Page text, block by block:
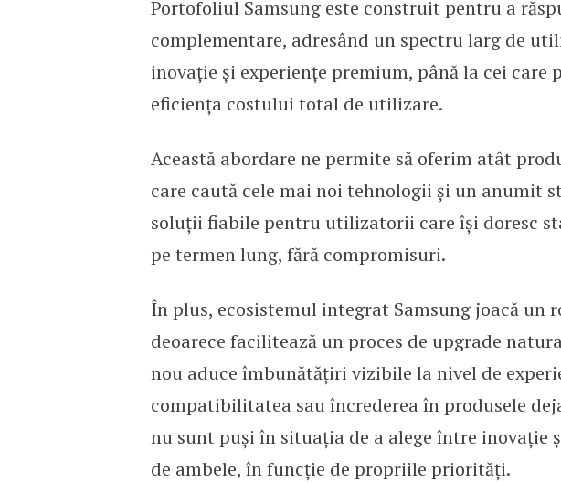
Portofoliul Samsung este construit pentru a
complementare, adresând un spectru larg de
inovație și experiențe premium, până la cei
eficiența costului total de utilizare.
Această abordare ne permite să oferim atât
care caută cele mai noi tehnologii și un anumit
soluții fiabile pentru utilizatorii care își doresc
pe termen lung, fără compromisuri.
În plus, ecosistemul integrat Samsung joacă un
deoarece facilitează un proces de upgrade
nou aduce îmbunătățiri vizibile la nivel de
compatibilitatea sau încrederea în produsele
nu sunt puși în situația de a alege între inovație
de ambele, în funcție de propriile priorități.